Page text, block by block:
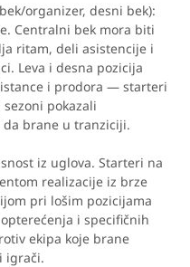
organizer, desni bek):
Centralni bek mora biti
ritam, deli asistencije i
Leva i desna pozicija
i prodora — starteri
pokazali
brane u tranziciji.
iz uglova. Starteri na
realizacije iz brze
pri lošim pozicijama
i specifičnih
ekipa koje brane
igrači.